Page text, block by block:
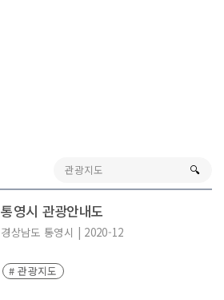
🔍︎
통영시 관광안내도
경상남도 통영시 | 2020-12
# 관광지도